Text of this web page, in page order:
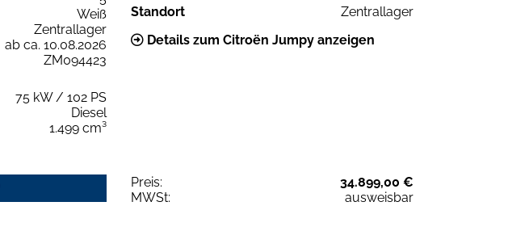
Weiß
Zentrallager
ab ca. 10.08.2026
ZM094423
75 kW / 102 PS
Diesel
1.499 cm³
Standort
Zentrallager
Details zum Citroën Jumpy anzeigen
Preis:
34.899,00 €
MWSt:
ausweisbar